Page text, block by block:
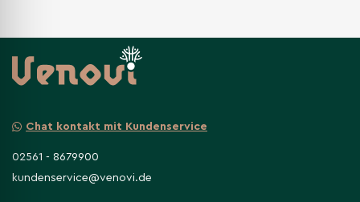
Chat kontakt mit Kundenservice
02561 - 8679900
kundenservice@venovi.de